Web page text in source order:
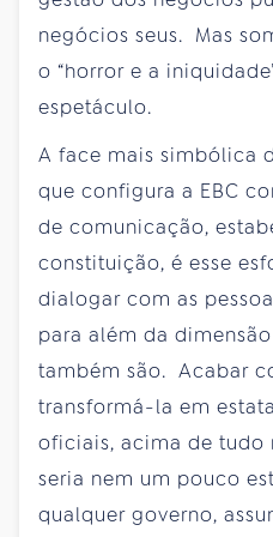
negócios seus. Mas
o “horror e a
espetáculo.
A face mais simbólica
que configura a EBC
de comunicação,
constituição, é esse
dialogar com as
para além da
também são. Acabar
transformá-la em
oficiais, acima de tudo
seria nem um pouco
qualquer governo,